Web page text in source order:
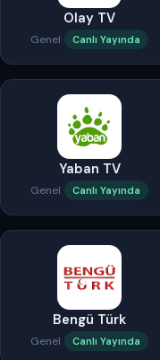
Olay TV
Genel Canlı Yayında
Yaban TV
Genel Canlı Yayında
Bengü Türk
Genel Canlı Yayında